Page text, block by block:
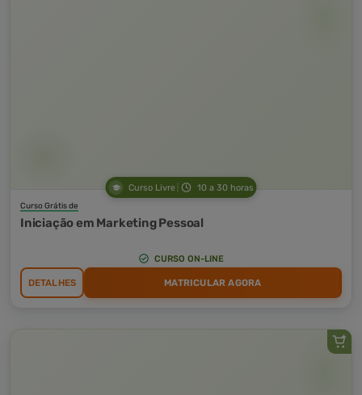
Curso Livre 10 a 30 horas
Curso Grátis de
Iniciação em Marketing Pessoal
CURSO ON-LINE
DETALHES MATRICULAR AGORA